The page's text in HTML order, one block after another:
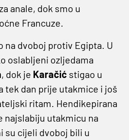
anale, dok smo u
Francuze.
na dvoboj protiv Egipta. U
oslabljeni ozljedama
, dok je Karačić stigao u
tek dan prije utakmice i još
ritam. Hendikepirana
najslabiju utakmicu na
su cijeli dvoboj bili u